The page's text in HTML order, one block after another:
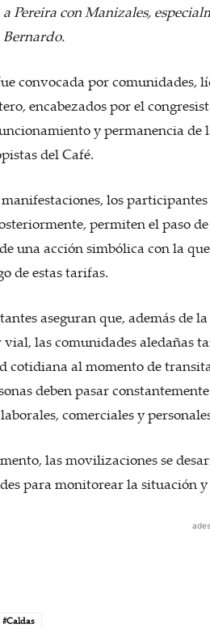
Pereira con Manizales,
Bernardo.
convocada por comunidades,
encabezados por el
y permanencia de
del Café.
los
permiten el paso
una acción simbólica con la
de estas tarifas.
aseguran que, además de
las comunidades aledañas
cotidiana al momento de
deben pasar
comerciales y
las movilizaciones se
para monitorear la situación
#Caldas